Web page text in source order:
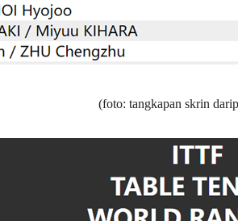
(foto: tangkapan skrin